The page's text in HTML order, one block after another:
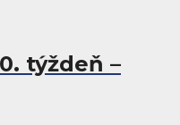
týždeň –